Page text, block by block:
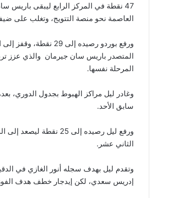
العاصمة نحو منصة التتويج، وتغلب على ضيفه
المرحلة نفسها.
سابق الأحد.
الثاني عشر.
إدريس سعدي، لكن إيدجار خطف هدف الفوز